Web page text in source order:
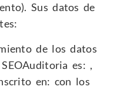
Sus datos de
de los datos
es: ,
en: con los